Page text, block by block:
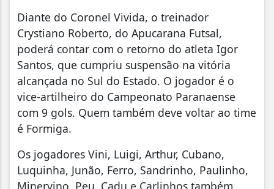
Diante do Coronel Vivida, o treinador
Crystiano Roberto, do Apucarana Futsal,
poderá contar com o retorno do atleta Igor
Santos, que cumpriu suspensão na vitória
alcançada no Sul do Estado. O jogador é o
vice-artilheiro do Campeonato Paranaense
com 9 gols. Quem também deve voltar ao time
é Formiga.
Os jogadores Vini, Luigi, Arthur, Cubano,
Luquinha, Junão, Ferro, Sandrinho, Paulinho,
Minervino, Peu, Cadu e Carlinhos também